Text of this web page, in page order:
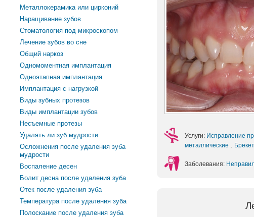
Металлокерамика или цирконий
Наращивание зубов
Стоматология под микроскопом
Лечение зубов во сне
Общий наркоз
Одномоментная имплантация
Одноэтапная имплантация
Имплантация с нагрузкой
Виды зубных протезов
Виды имплантации зубов
Несъемные протезы
Удалять ли зуб мудрости
Осложнения после удаления зуба
мудрости
Воспаление десен
Болит десна после удаления зуба
Отек после удаления зуба
Температура после удаления зуба
Полоскание после удаления зуба
Услуги: Исправление
металлические ,
Заболевания: